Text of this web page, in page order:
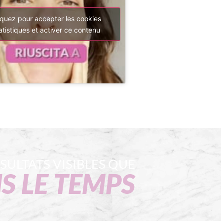
pour accepter les cookies
et activer ce contenu
VISIBLES QUE
LE TEMPS